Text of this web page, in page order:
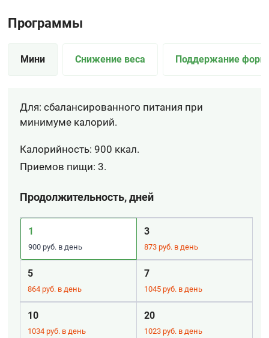
Программы
Мини Снижение веса Поддержание
Для: сбалансированного питания при
минимуме калорий.
Калорийность: 900 ккал.
Приемов пищи: 3.
Продолжительность, дней
1
900 руб. в день
3
873 руб. в день
5
864 руб. в день
7
1045 руб. в день
10
1034 руб. в день
20
1023 руб. в день